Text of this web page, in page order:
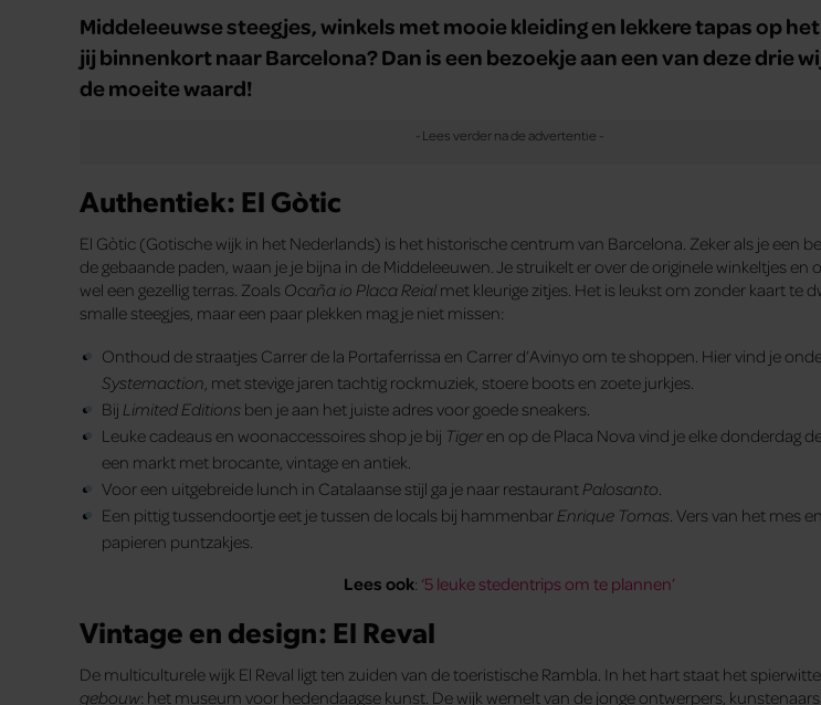
Middeleeuwse steegjes, winkels met mooie kleiding en lekkere tapas op
jij binnenkort naar Barcelona? Dan is een bezoekje aan een van deze drie
de moeite waard!
Authentiek: El Gòtic
El Gòtic (Gotische wijk in het Nederlands) is het historische centrum van Barcelona. Zeker als je een
de gebaande paden, waan je je bijna in de Middeleeuwen. Je struikelt er over de originele winkeltjes en
wel een gezellig terras. Zoals Ocaña io Placa Reial met kleurige zitjes. Het is leukst om zonder kaart te
smalle steegjes, maar een paar plekken mag je niet missen:
Onthoud de straatjes Carrer de la Portaferrissa en Carrer d’Avinyo om te shoppen. Hier vind je
Systemaction, met stevige jaren tachtig rockmuziek, stoere boots en zoete jurkjes.
Bij Limited Editions ben je aan het juiste adres voor goede sneakers.
Leuke cadeaus en woonaccessoires shop je bij Tiger en op de Placa Nova vind je elke donderdag
een markt met brocante, vintage en antiek.
Voor een uitgebreide lunch in Catalaanse stijl ga je naar restaurantPalosanto.
Een pittig tussendoortje eet je tussen de locals bij hammenbarEnrique Tomas. Vers van het mes
papieren puntzakjes.
Lees ook: ‘5 leuke stedentrips om te plannen’
Vintage en design: El Reval
De multiculturele wijk El Reval ligt ten zuiden van de toeristische Rambla. In het hart staat het spierwitte
gebouw: het museum voor hedendaagse kunst. De wijk wemelt van de jonge ontwerpers,